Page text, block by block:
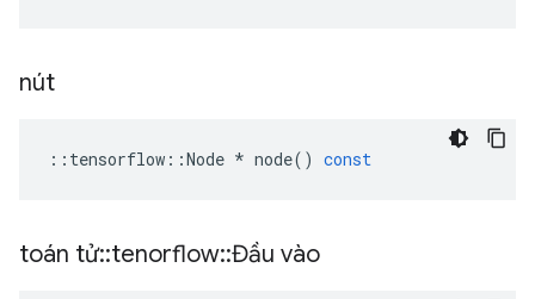
nút
:: tensorflow ::Node * node() const
toán tử::tenorflow::Đầu vào